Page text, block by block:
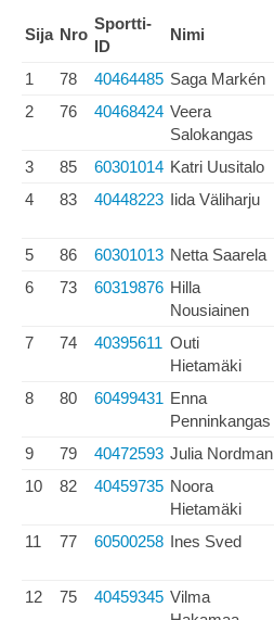
Sija Nro
Sportti-
ID
Nimi
1 78 40464485 Saga Markén
2
76 40468424 Veera
Salokangas
3 85 60301014 Katri Uusitalo
4
83 40448223 Iida Väliharju
5 86 60301013 Netta Saarela
6
73 60319876 Hilla
Nousiainen
7 74 40395611 Outi
Hietamäki
8 80 60499431 Enna
Penninkangas
9 79 40472593 Julia Nordman
10
82 40459735 Noora
Hietamäki
11 77 60500258 Ines Sved
12 75 40459345 Vilma